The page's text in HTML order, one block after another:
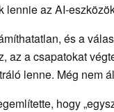
lennie az AI-
és a
az a csapatokat
lenne. Még nem
hogy